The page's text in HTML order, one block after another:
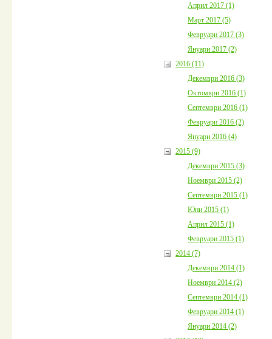
Април 2017 (1)
Март 2017 (5)
Февруари 2017 (3)
Януари 2017 (2)
2016 (11)
Декември 2016 (3)
Октомври 2016 (1)
Септември 2016 (1)
Февруари 2016 (2)
Януари 2016 (4)
2015 (9)
Декември 2015 (3)
Ноември 2015 (2)
Септември 2015 (1)
Юни 2015 (1)
Април 2015 (1)
Февруари 2015 (1)
2014 (7)
Декември 2014 (1)
Ноември 2014 (2)
Септември 2014 (1)
Февруари 2014 (1)
Януари 2014 (2)